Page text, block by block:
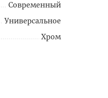
Современный
Универсальное
Хром